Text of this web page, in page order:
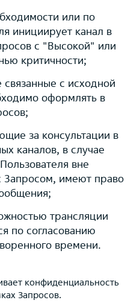
или по
инициирует канал в
с "Высокой" или
критичности;
с исходной
оформлять в
за консультации в
каналов, в случае
вне
Запросом, имеют право
трансляции
по согласованию
времени.
конфиденциальность
Запросов.